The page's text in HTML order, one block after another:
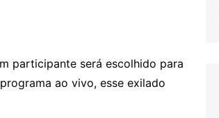
participante será escolhido para
ao vivo, esse exilado